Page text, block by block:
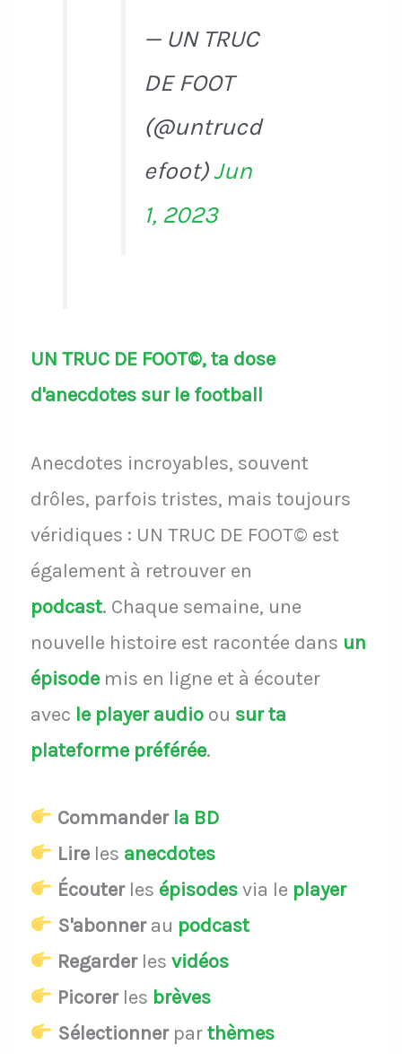
— UN TRUC
DE FOOT
(@untrucd
efoot)Jun
1, 2023
UN TRUC DE FOOT©, ta dose
d'anecdotes sur le football
Anecdotes incroyables, souvent
drôles, parfois tristes, mais toujours
véridiques : UN TRUC DE FOOT© est
également à retrouver en
podcast. Chaque semaine, une
nouvelle histoire est racontée dans un
épisodemis en ligne et à écouter
avec le player audio ou sur ta
plateforme préférée.
Commander la BD
Lireles anecdotes
Écouterles épisodesvia le player
S'abonnerau podcast
Regarderles vidéos
Picorerles brèves
Sélectionnerparthèmes